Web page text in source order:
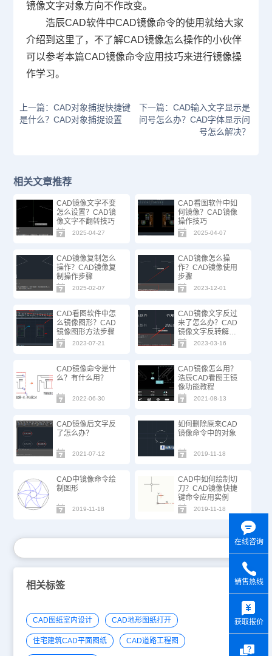
镜像文字对象方向不作改变。
浩辰CAD软件中CAD镜像命令的使用就给大家
介绍到这里了，不了解CAD镜像怎么操作的小伙伴
可以参考本篇CAD镜像命令应用技巧来进行镜像操
作学习。
上一篇：CAD对象捕捉快捷键
是什么？CAD对象捕捉设置
下一篇：CAD输入文字显示是
问号怎么办？CAD字体显示问
号怎么解决？
相关文章推荐
CAD镜像文字不变
怎么设置？CAD镜
像文字不翻转技巧
2025-04-27
CAD看图软件中如
何镜像？CAD镜像
操作技巧
2025-04-07
CAD镜像复制怎么
操作？CAD镜像复
制操作步骤
2025-02-07
CAD镜像怎么操
作？CAD镜像使用
步骤
2023-12-01
CAD看图软件中怎
么镜像图形？CAD
镜像图形方法步骤
2023-07-21
CAD镜像文字反过
来了怎么办？CAD
镜像文字反转解决
办法
2023-03-16
CAD镜像命令是什
么？有什么用？
2022-06-30
CAD镜像怎么用？
浩辰CAD看图王镜
像功能教程
2021-08-13
CAD镜像后文字反
了怎么办？
2021-07-12
如何删除原来CAD
镜像命令中的对象
2019-11-18
CAD中镜像命令绘
制图形
2019-11-18
CAD中如何绘制切
刀？CAD镜像快捷
键命令应用实例
2019-11-18
相关标签
CAD图纸室内设计 CAD地形图纸打开
住宅建筑CAD平面图纸 CAD道路工程图
在线咨询
销售热线
获取报价